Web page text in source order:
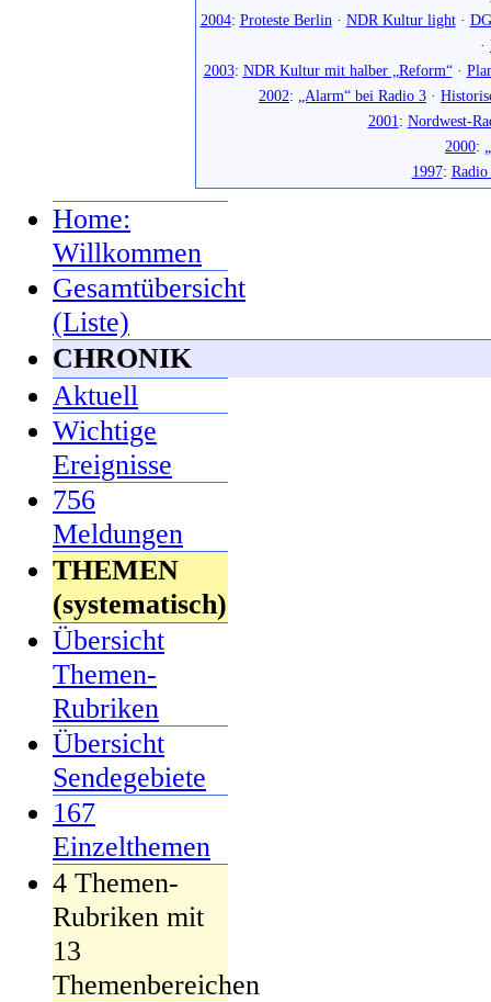
2004: Proteste Berlin · NDR Kultur light·
·
2003: NDR Kultur mit halber „Reform“·
2002: „Alarm“ bei Radio 3 ·
2001: Nordwest-
2000:
1997:
Home:
Willkommen
Gesamtübersicht
(Liste)
CHRONIK
Aktuell
Wichtige
Ereignisse
756
Meldungen
THEMEN
(systematisch)
Übersicht
Themen-
Rubriken
Übersicht
Sendegebiete
167
Einzelthemen
4 Themen-
Rubriken mit
13
Themenbereichen